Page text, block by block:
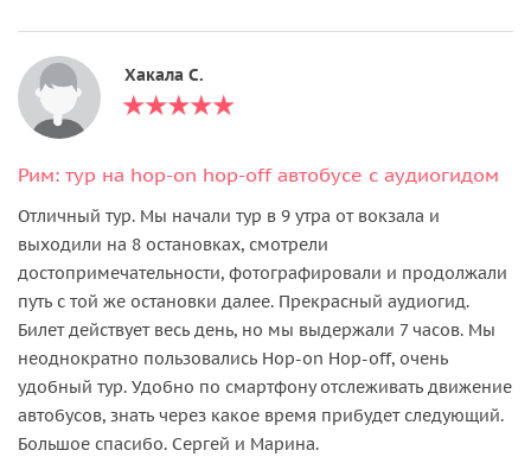
Хакала С.
Рим: тур на hop-on hop-off автобусе с аудиогидом
Отличный тур. Мы начали тур в 9 утра от вокзала и
выходили на 8 остановках, смотрели
достопримечательности, фотографировали и продолжали
путь с той же остановки далее. Прекрасный аудиогид.
Билет действует весь день, но мы выдержали 7 часов. Мы
неоднократно пользовались Hop-on Hop-off, очень
удобный тур. Удобно по смартфону отслеживать движение
автобусов, знать через какое время прибудет следующий.
Большое спасибо. Сергей и Марина.